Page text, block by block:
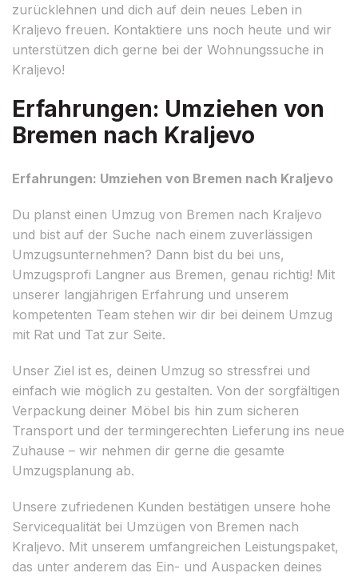
zurücklehnen und dich auf dein neues Leben in
Kraljevo freuen. Kontaktiere uns noch heute und wir
unterstützen dich gerne bei der Wohnungssuche in
Kraljevo!
Erfahrungen: Umziehen von
Bremen nach Kraljevo
Erfahrungen: Umziehen von Bremen nach Kraljevo
Du planst einen Umzug von Bremen nach Kraljevo
und bist auf der Suche nach einem zuverlässigen
Umzugsunternehmen? Dann bist du bei uns,
Umzugsprofi Langner aus Bremen, genau richtig! Mit
unserer langjährigen Erfahrung und unserem
kompetenten Team stehen wir dir bei deinem Umzug
mit Rat und Tat zur Seite.
Unser Ziel ist es, deinen Umzug so stressfrei und
einfach wie möglich zu gestalten. Von der sorgfältigen
Verpackung deiner Möbel bis hin zum sicheren
Transport und der termingerechten Lieferung ins neue
Zuhause – wir nehmen dir gerne die gesamte
Umzugsplanung ab.
Unsere zufriedenen Kunden bestätigen unsere hohe
Servicequalität bei Umzügen von Bremen nach
Kraljevo. Mit unserem umfangreichen Leistungspaket,
das unter anderem das Ein- und Auspacken deines